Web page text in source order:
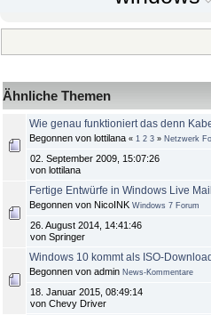
Ähnliche Themen
Wie genau funktioniert das denn
Begonnen von lottilana « 1 2 3 » Netzwerk
02. September 2009, 15:07:26
von lottilana
Fertige Entwürfe in Windows Live
Begonnen von NicoINK Windows 7 Forum
26. August 2014, 14:41:46
von Springer
Windows 10 kommt als ISO-
Begonnen von admin News-Kommentare
18. Januar 2015, 08:49:14
von Chevy Driver